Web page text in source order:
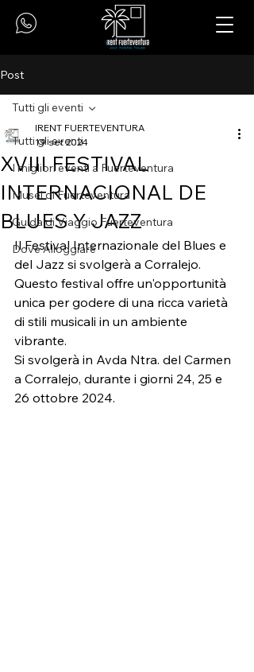
Post
Tutti gli eventi
I migliori eventi a Fuerteventura
Musei di Fuerteventura
Guida di Viaggio Fuerteventura
Dove Alloggiare
Tutti gli eventi
XVIII FESTIVAL
INTERNACIONAL DE
BLUES Y JAZZ
IRENT FUERTEVENTURA
19 set 2024
Il Festival Internazionale del Blues e
del Jazz si svolgerà a Corralejo.
Questo festival offre un'opportunità
unica per godere di una ricca varietà
di stili musicali in un ambiente
vibrante.
Si svolgerà in Avda Ntra. del Carmen
a Corralejo, durante i giorni 24, 25 e
26 ottobre 2024.